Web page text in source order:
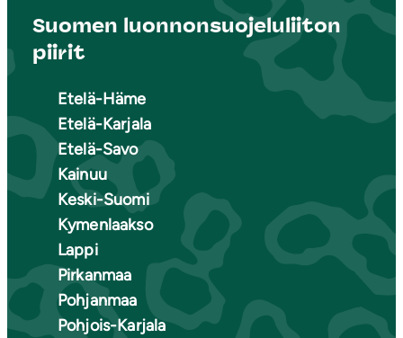
Suomen luonnonsuojeluliiton
piirit
Etelä-Häme
Etelä-Karjala
Etelä-Savo
Kainuu
Keski-Suomi
Kymenlaakso
Lappi
Pirkanmaa
Pohjanmaa
Pohjois-Karjala